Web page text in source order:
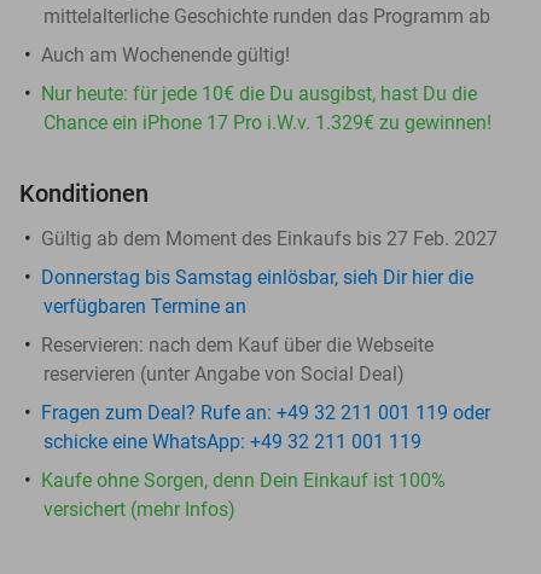
mittelalterliche Geschichte runden das Programm ab
Auch am Wochenende gültig!
Nur heute: für jede 10€ die Du ausgibst, hast Du die
Chance ein iPhone 17 Pro i.W.v. 1.329€ zu gewinnen!
Konditionen
Gültig ab dem Moment des Einkaufs bis 27 Feb. 2027
Donnerstag bis Samstag einlösbar, sieh Dir hier die
verfügbaren Termine an
Reservieren: nach dem Kauf über die Webseite
reservieren (unter Angabe von Social Deal)
Fragen zum Deal? Rufe an: +49 32 211 001 119 oder
schicke eine WhatsApp: +49 32 211 001 119
Kaufe ohne Sorgen, denn Dein Einkauf ist 100%
versichert (mehr Infos)